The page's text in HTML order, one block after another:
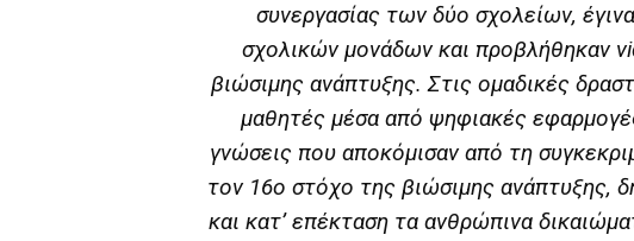
συνεργασίας των δύο σχολείων,
σχολικών μονάδων και προβλήθηκαν
βιώσιμης ανάπτυξης. Στις ομαδικές
μαθητές μέσα από ψηφιακές
γνώσεις που αποκόμισαν από τη
τον 16ο στόχο της βιώσιμης ανάπτυξης,
και κατ’ επέκταση τα ανθρώπινα